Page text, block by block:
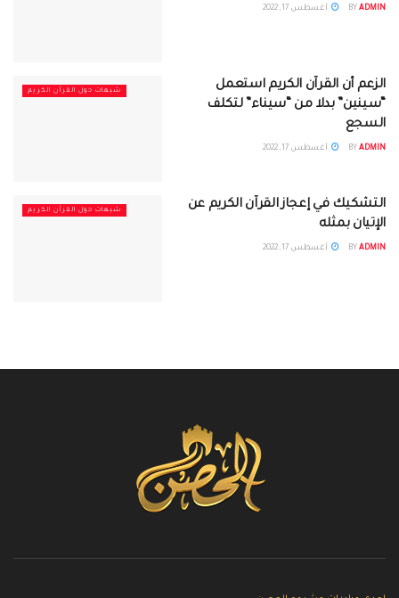
BY ADMIN أغسطس 17, 2022
شبهات حول القرآن الكريم
الزعم أن القرآن الكريم استعمل
“سينين” بدلا من “سيناء” لتكلف
السجع
BY ADMIN أغسطس 17, 2022
شبهات حول القرآن الكريم
التشكيك في إعجاز القرآن الكريم عن
الإتيان بمثله
BY ADMIN أغسطس 17, 2022